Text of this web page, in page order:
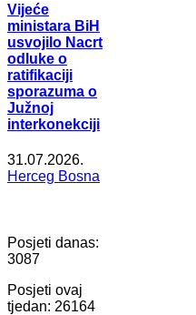
Vijeće
ministara BiH
usvojilo Nacrt
odluke o
ratifikaciji
sporazuma o
Južnoj
interkonekciji
31.07.2026.
Herceg Bosna
Posjeti danas:
3087
Posjeti ovaj
tjedan: 26164